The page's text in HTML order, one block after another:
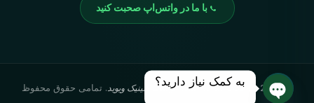
با ما در واتس‌اپ صحبت کنید
©
2026· با دقت ساخته شده توسط کلینیک ویوید. تمامی حقوق محفوظ
به کمک نیاز دارید؟